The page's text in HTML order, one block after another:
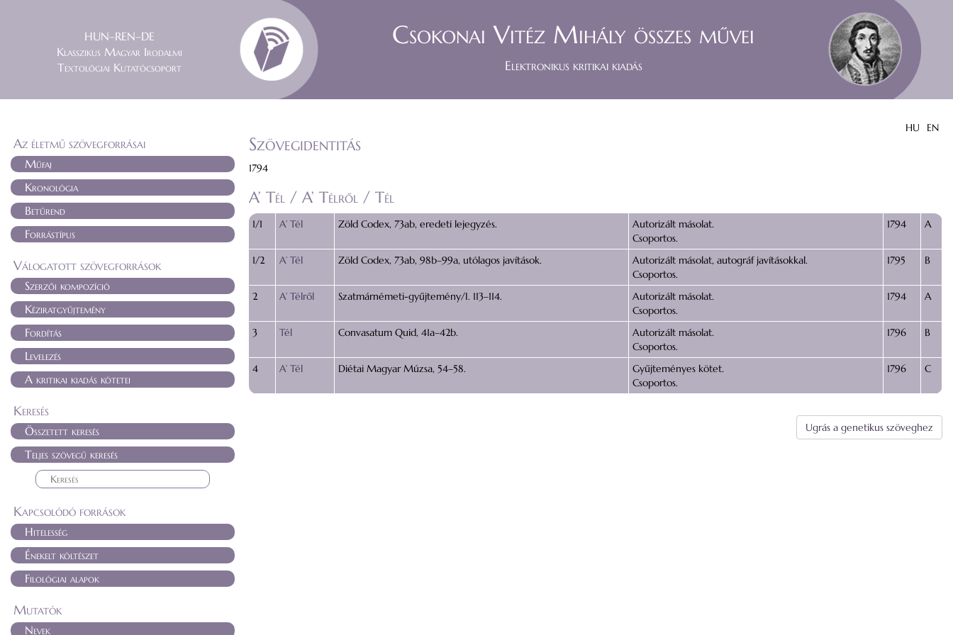
HUN–REN–DE
Klasszikus Magyar Irodalmi
Textológiai Kutatócsoport
Csokonai Vitéz Mihály összes művei
Elektronikus kritikai kiadás
HU EN
Az életmű szövegforrásai
Műfaj
Kronológia
Betűrend
Forrástípus
Válogatott szövegforrások
Szerzői kompozíció
Kéziratgyűjtemény
Fordítás
Levelezés
A kritikai kiadás kötetei
Keresés
Összetett keresés
Teljes szövegű keresés
Kapcsolódó források
Hitelesség
Énekelt költészet
Filológiai alapok
Mutatók
Nevek
Szövegidentitás
1794
A’ Tél / A’ Télről / Tél
1/1 A’ Tél Zöld Codex, 73ab, eredeti lejegyzés.
Autorizált másolat.
Csoportos.
1794 A
1/2 A’ Tél Zöld Codex, 73ab, 98b–99a, utólagos javítások.
Autorizált másolat, autográf javításokkal.
Csoportos.
1795 B
2 A’ Télről Szatmárnémeti-gyűjtemény/I. 113–114.
Autorizált másolat.
Csoportos.
1794 A
3 Tél Convasatum Quid, 41a–42b.
Autorizált másolat.
Csoportos.
1796 B
4 A’ Tél Diétai Magyar Múzsa, 54–58.
Gyűjteményes kötet.
Csoportos.
1796 C
Ugrás a genetikus szöveghez